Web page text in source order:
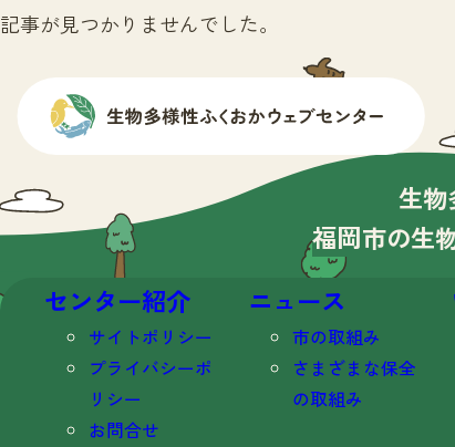
記事が見つかりませんでした。
生物
福岡市の生
センター紹介
サイトポリシー
プライバシーポ
リシー
お問合せ
ニュース
市の取組み
さまざまな保全
の取組み